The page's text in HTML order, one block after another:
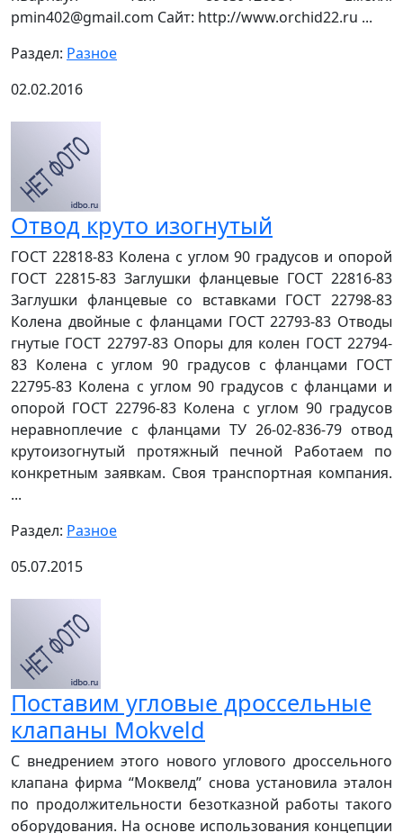
pmin402@gmail.com Сайт: http://www.orchid22.ru ...
Раздел: Разное
02.02.2016
Отвод круто изогнутый
ГОСТ 22818-83 Колена с углом 90 градусов и опорой
ГОСТ 22815-83 Заглушки фланцевые ГОСТ 22816-83
Заглушки фланцевые со вставками ГОСТ 22798-83
Колена двойные с фланцами ГОСТ 22793-83 Отводы
гнутые ГОСТ 22797-83 Опоры для колен ГОСТ 22794-
83 Колена с углом 90 градусов с фланцами ГОСТ
22795-83 Колена с углом 90 градусов с фланцами и
опорой ГОСТ 22796-83 Колена с углом 90 градусов
неравноплечие с фланцами ТУ 26-02-836-79 отвод
крутоизогнутый протяжный печной Работаем по
конкретным заявкам. Своя транспортная компания.
...
Раздел: Разное
05.07.2015
Поставим угловые дроссельные
клапаны Mokveld
С внедрением этого нового углового дроссельного
клапана фирма “Моквелд” снова установила эталон
по продолжительности безотказной работы такого
оборудования. На основе использования концепции